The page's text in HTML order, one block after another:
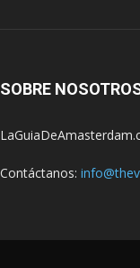
SOBRE
Contáctanos: